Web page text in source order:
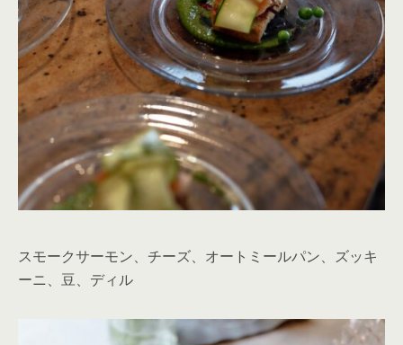
スモークサーモン、チーズ、オートミールパン、ズッキ
ーニ、豆、ディル